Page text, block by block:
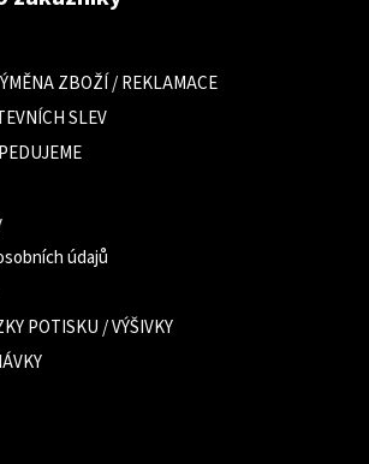
ZBOŽÍ / REKLAMACE
SLEV
údajů
POTISKU / VÝŠIVKY